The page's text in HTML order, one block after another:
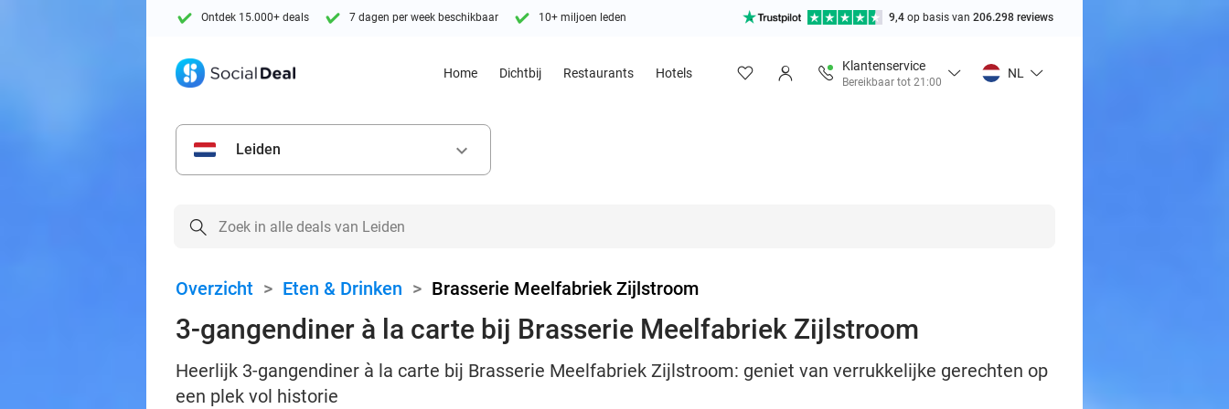
Ontdek 15.000+ deals 7 dagen per week beschikbaar 10+ miljoen leden 9,4 op basis van 206.298 reviews
Home Dichtbij Restaurants Hotels
Klantenservice
Bereikbaar tot 21:00
NL
Leiden keyboard_arrow_down
Overzicht > Eten & Drinken > Brasserie Meelfabriek Zijlstroom
3-gangendiner à la carte bij Brasserie Meelfabriek Zijlstroom
Heerlijk 3-gangendiner à la carte bij Brasserie Meelfabriek Zijlstroom: geniet van verrukkelijke gerechten op
een plek vol historie